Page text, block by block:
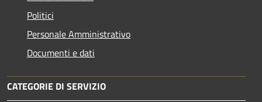
Politici
Personale Amministrativo
Documenti e dati
CATEGORIE DI SERVIZIO